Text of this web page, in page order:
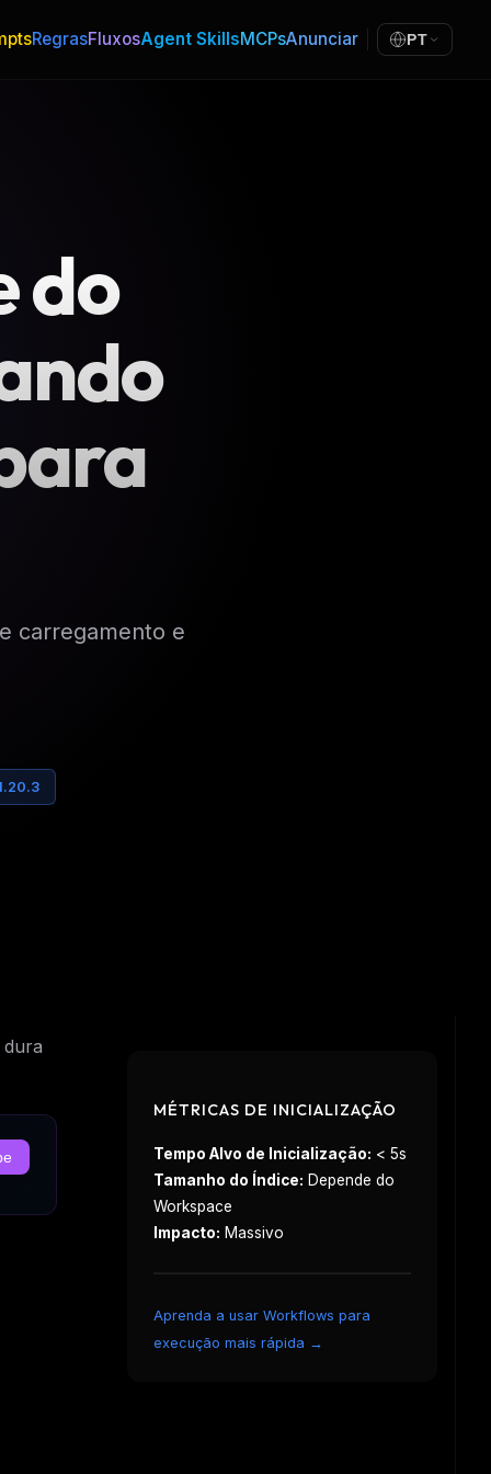
RegrasFluxosAgent SkillsMCPsAnunciar PT
do
carregamento e
MÉTRICAS DE INICIALIZAÇÃO
Tempo Alvo de Inicialização: < 5s
Tamanho do Índice: Depende do
Workspace
Impacto: Massivo
Aprenda a usar Workflows para
execução mais rápida →